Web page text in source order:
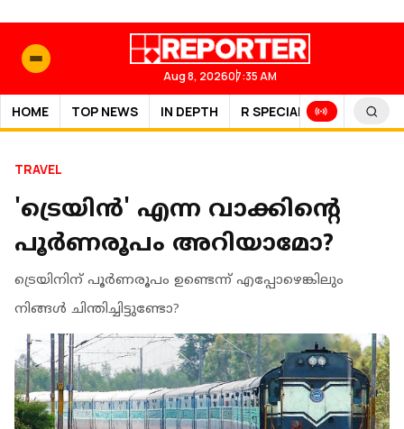
Aug 8, 202607:35 AM
HOME TOP NEWS IN DEPTH R SPECIAL SPORTS
TRAVEL
'ട്രെയിന്‍' എന്ന വാക്കിന്റെ
പൂര്‍ണരൂപം അറിയാമോ?
ട്രെയിനിന് പൂര്‍ണരൂപം ഉണ്ടെന്ന് എപ്പോഴെങ്കിലും
നിങ്ങള്‍ ചിന്തിച്ചിട്ടുണ്ടോ?